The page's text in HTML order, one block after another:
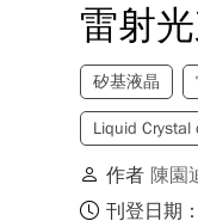
雷射
矽基液晶
Liquid Crystal
作者 陳園
刊登日期